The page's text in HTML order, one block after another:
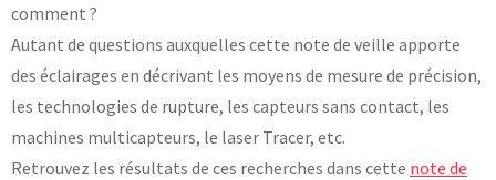
comment ?
Autant de questions auxquelles cette note de veille apporte
des éclairages en décrivant les moyens de mesure de précision,
les technologies de rupture, les capteurs sans contact, les
machines multicapteurs, le laser Tracer, etc.
Retrouvez les résultats de ces recherches dans cette note de